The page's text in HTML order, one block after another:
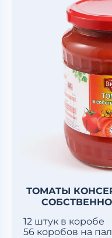
ТОМАТЫ
12 штук в коробе
56 коробов на